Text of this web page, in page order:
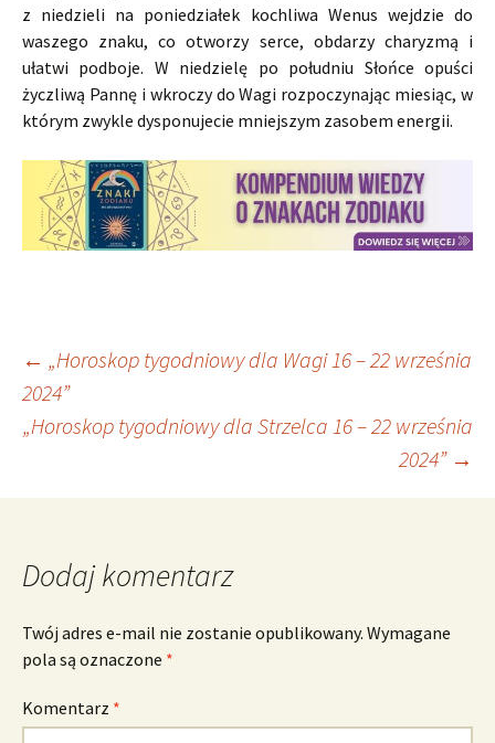
z niedzieli na poniedziałek kochliwa Wenus wejdzie do
waszego znaku, co otworzy serce, obdarzy charyzmą i
ułatwi podboje. W niedzielę po południu Słońce opuści
życzliwą Pannę i wkroczy do Wagi rozpoczynając miesiąc, w
którym zwykle dysponujecie mniejszym zasobem energii.
Nawigacja
wpisu
← „Horoskop tygodniowy dla Wagi 16 – 22 września
2024”
„Horoskop tygodniowy dla Strzelca 16 – 22 września
2024” →
Dodaj komentarz
Twój adres e-mail nie zostanie opublikowany. Wymagane
pola są oznaczone *
Komentarz *